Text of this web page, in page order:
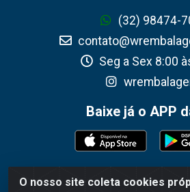
O nosso site coleta cookies
(32) 98474-
Seg a Sex 8:00
Baixe já o APP